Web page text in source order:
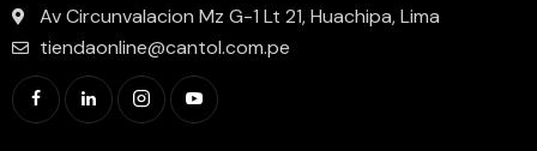
Av Circunvalacion Mz G-1 Lt 21, Huachipa, Lima
tiendaonline@cantol.com.pe